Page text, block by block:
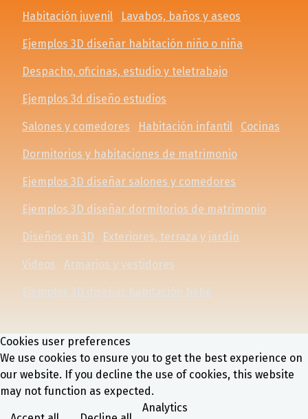
Habitación juvenil Lavabos, baños y aseos
Ejemplos 3D diseñar habitación niño o niña
Despacho, oficinas, estudio y teletrabajo
Ejemplos 3d diseño estudios
Salones y comedores Habitación infantil Cocinas
Dormitorios y habitaciones de matrimonio
Ejemplos 3D diseñar salones y comedores
Ejemplos 3D diseñar dormitorios de matrimonio
Diseños en 3D Exteriores, terraza y jardín
Videos Armarios y vestidores
Ejemplos 3D diseñar habitación bebé
Cookies user preferences
We use cookies to ensure you to get the best experience on
our website. If you decline the use of cookies, this website
may not function as expected.
Analytics